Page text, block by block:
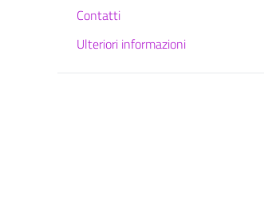
Contatti
Ulteriori informazioni